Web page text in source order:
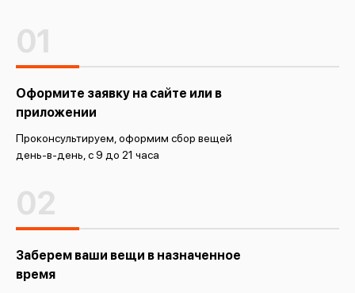
01
Оформите заявку на сайте или в
приложении
Проконсультируем, оформим сбор вещей
день-в-день, с 9 до 21 часа
02
Заберем ваши вещи в назначенное
время